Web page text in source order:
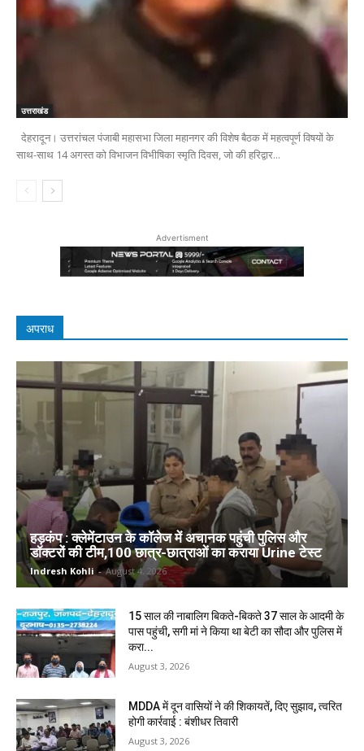
उत्तराखंड
देहरादून। उत्तरांचल पंजाबी महासभा जिला महानगर की विशेष बैठक में महत्वपूर्ण विषयों के
साथ-साथ 14 अगस्त को विभाजन विभीषिका स्मृति दिवस, जो की हरिद्वार...
Advertisment
अपराध
हड़कंप : क्लेमेंटाउन के कॉलेज में अचानक पहुंची पुलिस और
डॉक्टरों की टीम,100 छात्र-छात्राओं का कराया Urine टेस्ट
Indresh Kohli - August 4, 2026
15 साल की नाबालिग बिकते-बिकते 37 साल के आदमी के
पास पहुंची, सगी मां ने किया था बेटी का सौदा और पुलिस में
करा...
August 3, 2026
MDDA में दून वासियों ने की शिकायतें, दिए सुझाव, त्वरित
होगी कार्रवाई : बंशीधर तिवारी
August 3, 2026